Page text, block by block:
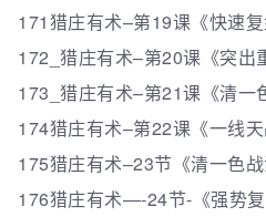
171猎庄有术–第19课《快速
172_猎庄有术–第20课《突出
173_猎庄有术–第21课《清一
174猎庄有术–第22课《一线
175猎庄有术–23节《清一色
176猎庄有术—-24节-《强势